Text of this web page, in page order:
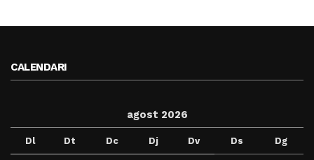
CALENDARI
agost 2026
Dl Dt Dc Dj Dv Ds Dg